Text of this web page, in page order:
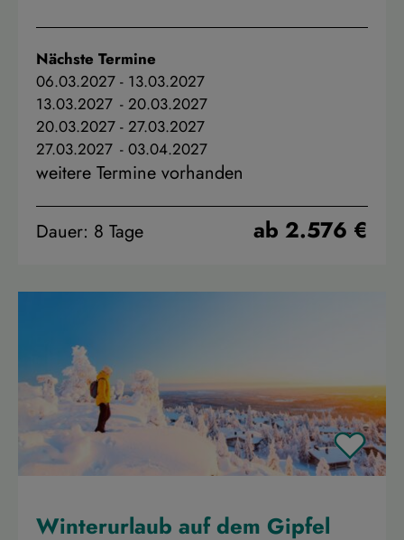
Nächste Termine
06.03.2027 - 13.03.2027
13.03.2027 - 20.03.2027
20.03.2027 - 27.03.2027
27.03.2027 - 03.04.2027
weitere Termine vorhanden
Dauer: 8 Tage ab 2.576 €
Winterurlaub auf dem Gipfel